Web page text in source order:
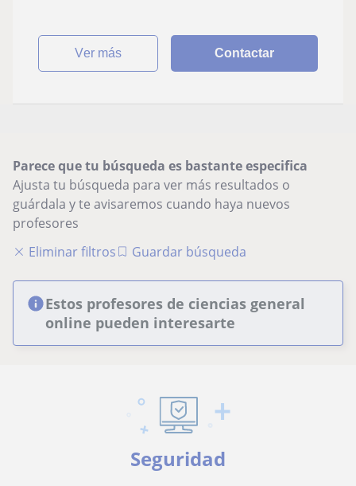
ver más Contactar
Parece que tu búsqueda es bastante especifica
Ajusta tu búsqueda para ver más resultados o
guárdala y te avisaremos cuando haya nuevos
profesores
Eliminar filtros
Guardar búsqueda
Estos profesores de ciencias general
online pueden interesarte
Seguridad